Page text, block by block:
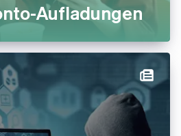
Aufladungen